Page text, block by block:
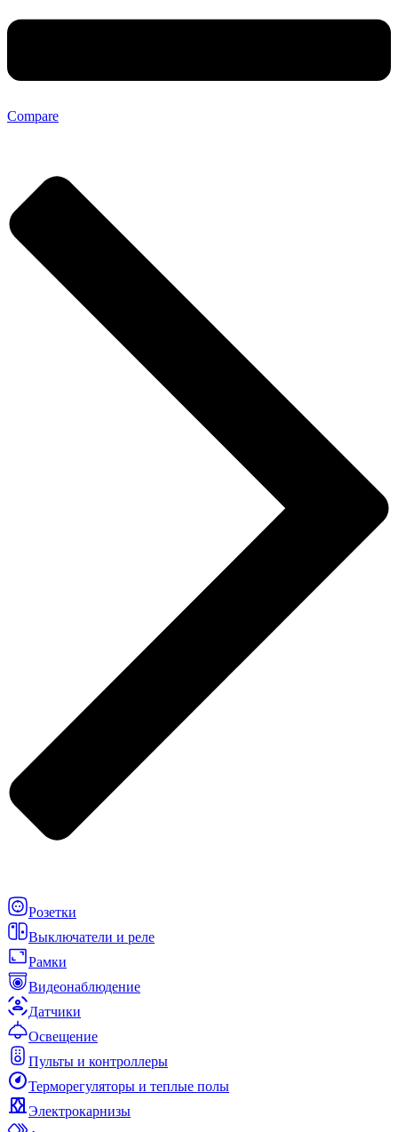
Compare
Розетки
Выключатели и реле
Рамки
Видеонаблюдение
Датчики
Освещение
Пульты и контроллеры
Терморегуляторы и теплые полы
Электрокарнизы